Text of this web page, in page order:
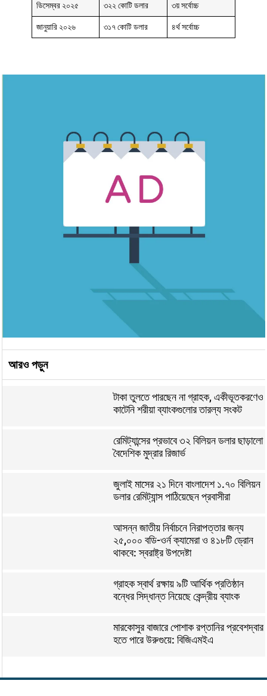
ডিসেম্বর ২০২৫ ৩২২ কোটি ডলার ৩য় সর্বোচ্চ
জানুয়ারি ২০২৬ ৩১৭ কোটি ডলার ৪র্থ সর্বোচ্চ
আরও পড়ুন
টাকা তুলতে পারছেন না গ্রাহক, একীভূতকরণেও
কাটেনি শরীয়া ব্যাংকগুলোর তারল্য সংকট
রেমিট্যান্সের প্রভাবে ৩২ বিলিয়ন ডলার ছাড়ালো
বৈদেশিক মুদ্রার রিজার্ভ
জুলাই মাসের ২১ দিনে বাংলাদেশ ১.৭০ বিলিয়ন
ডলার রেমিট্যান্স পাঠিয়েছেন প্রবাসীরা
আসন্ন জাতীয় নির্বাচনে নিরাপত্তার জন্য
২৫,০০০ বডি-ওর্ন ক্যামেরা ও ৪১৮টি ড্রোন
থাকবে: স্বরাষ্ট্র উপদেষ্টা
গ্রাহক স্বার্থ রক্ষায় ৯টি আর্থিক প্রতিষ্ঠান
বন্ধের সিদ্ধান্ত নিয়েছে কেন্দ্রীয় ব্যাংক
মারকোসুর বাজারে পোশাক রপ্তানির প্রবেশদ্বার
হতে পারে উরুগুয়ে: বিজিএমইএ